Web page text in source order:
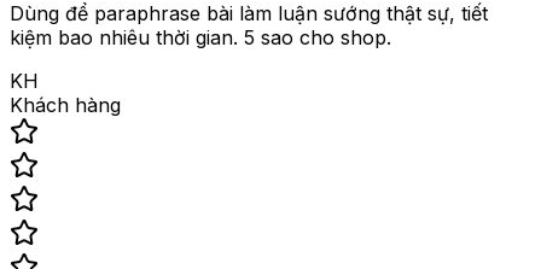
Dùng để paraphrase bài làm luận sướng thật sự, tiết
kiệm bao nhiêu thời gian. 5 sao cho shop.
KH
Khách hàng